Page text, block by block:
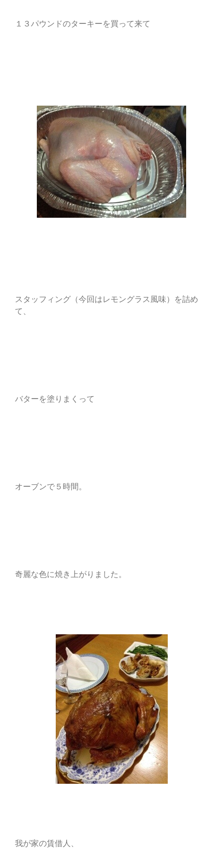
１３パウンドのターキーを買って来て
スタッフィング（今回はレモングラス風味）を詰め
て、
バターを塗りまくって
オーブンで５時間。
奇麗な色に焼き上がりました。
我が家の賃借人、